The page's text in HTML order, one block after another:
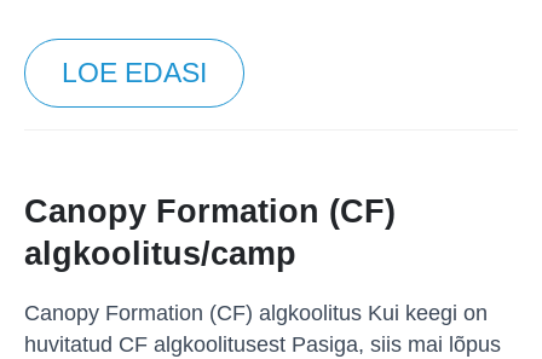
LOE EDASI
Canopy Formation (CF)
algkoolitus/camp
Canopy Formation (CF) algkoolitus Kui keegi on
huvitatud CF algkoolitusest Pasiga, siis mai lõpus